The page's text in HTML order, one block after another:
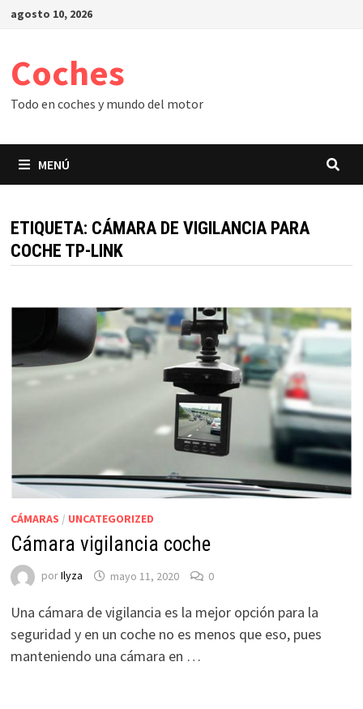
Saltar
agosto 10, 2026
Coches
Todo en coches y mundo del motor
MENÚ
ETIQUETA: CÁMARA DE VIGILANCIA PARA
COCHE TP-LINK
CÁMARAS / UNCATEGORIZED
Cámara vigilancia coche
porIlyza mayo 11, 2020 0
Una cámara de vigilancia es la mejor opción para la
seguridad y en un coche no es menos que eso, pues
manteniendo una cámara en …